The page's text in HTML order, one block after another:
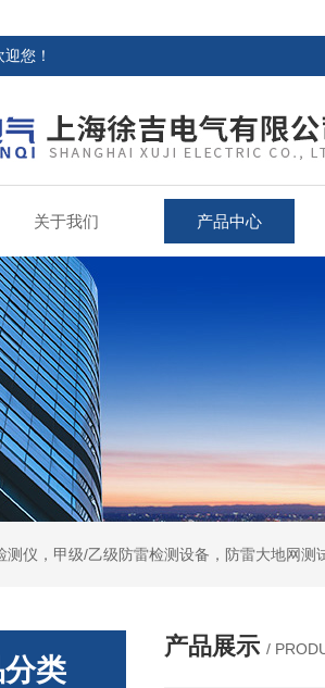
您！
关于我们 产品中心
测仪，甲级/乙级防雷检测设备，防雷大地网
类
产品展示 /